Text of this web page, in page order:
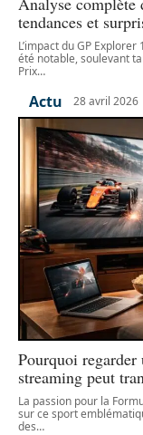
tendances et
L’impact du GP
été notable, soulevant
Prix…
Actu 28 avril 2026
Pourquoi
streaming peut
La passion pour la
sur ce sport
des…